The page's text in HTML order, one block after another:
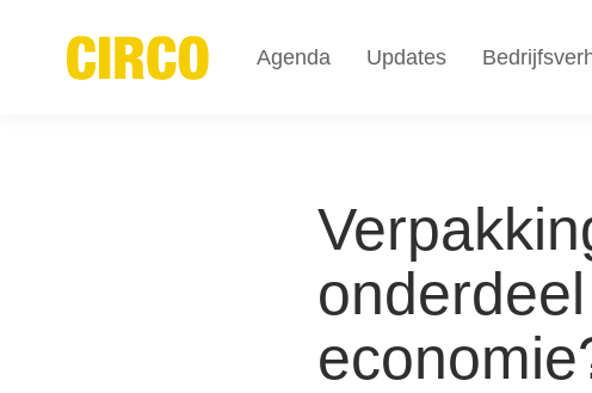
Agenda Updates